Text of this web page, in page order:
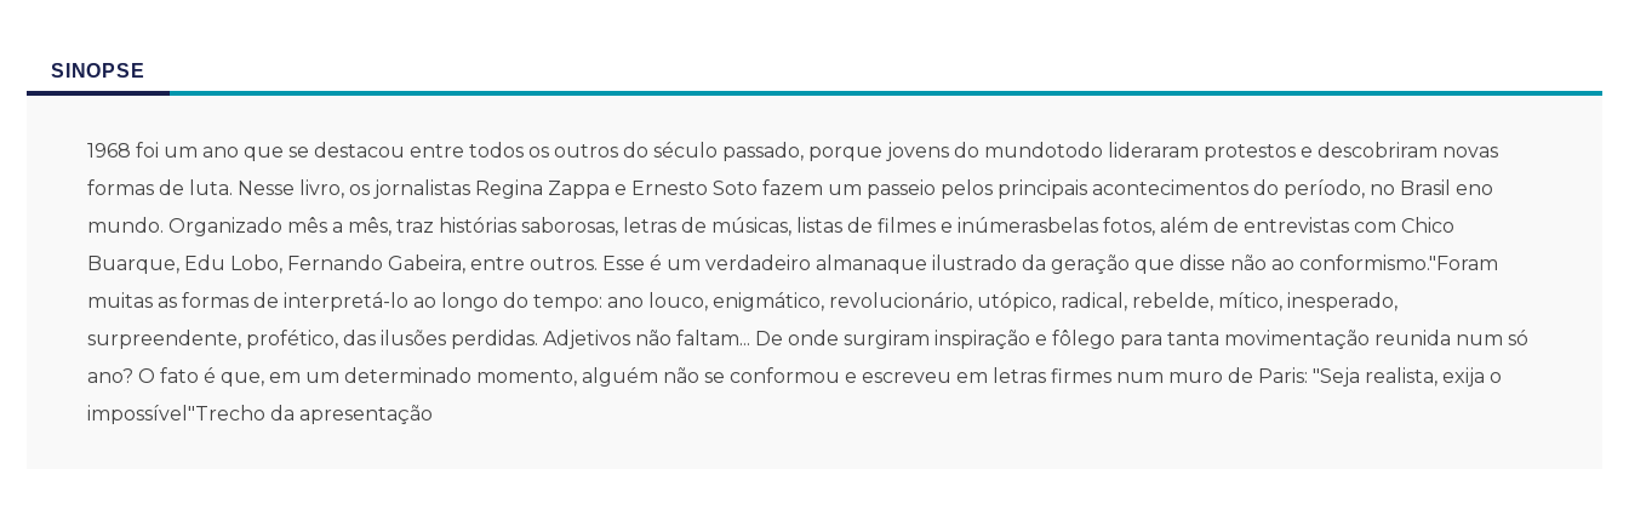
SINOPSE
1968 foi um ano que se destacou entre todos os outros do século passado, porque jovens do mundotodo lideraram protestos e descobriram novas
formas de luta. Nesse livro, os jornalistas Regina Zappa e Ernesto Soto fazem um passeio pelos principais acontecimentos do período, no Brasil eno
mundo. Organizado mês a mês, traz histórias saborosas, letras de músicas, listas de filmes e inúmerasbelas fotos, além de entrevistas com Chico
Buarque, Edu Lobo, Fernando Gabeira, entre outros. Esse é um verdadeiro almanaque ilustrado da geração que disse não ao conformismo."Foram
muitas as formas de interpretá-lo ao longo do tempo: ano louco, enigmático, revolucionário, utópico, radical, rebelde, mítico, inesperado,
surpreendente, profético, das ilusões perdidas. Adjetivos não faltam... De onde surgiram inspiração e fôlego para tanta movimentação reunida num só
ano? O fato é que, em um determinado momento, alguém não se conformou e escreveu em letras firmes num muro de Paris: "Seja realista, exija o
impossível"Trecho da apresentação